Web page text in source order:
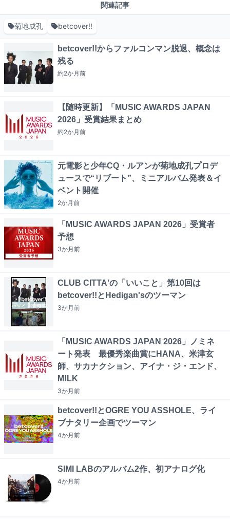
関連記事
菊地成孔 betcover!!
betcover!!からファルコンマン脱退、概念は
残る
約2か月前
【随時更新】「MUSIC AWARDS JAPAN
2026」受賞結果まとめ
約2か月前
元電影と少年CQ・ルアンが菊地成孔プロデ
ュースで“リブート”、ミニアルバム発表＆イ
ベント開催
2か月前
「MUSIC AWARDS JAPAN 2026」受賞者
予想
3か月前
CLUB CITTA'の「いいこと」第10回は
betcover!!とHedigan'sのツーマン
3か月前
「MUSIC AWARDS JAPAN 2026」ノミネ
ート発表 最優秀楽曲賞にHANA、米津玄
師、サカナクション、アイナ・ジ・エンド、
M!LK
3か月前
betcover!!とOGRE YOU ASSHOLE、ライ
ブナタリー企画でツーマン
4か月前
SIMI LABのアルバム2作、初アナログ化
4か月前